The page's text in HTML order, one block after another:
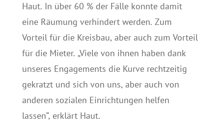
Haut. In über 60 % der Fälle konnte damit
eine Räumung verhindert werden. Zum
Vorteil für die Kreisbau, aber auch zum Vorteil
für die Mieter. „Viele von ihnen haben dank
unseres Engagements die Kurve rechtzeitig
gekratzt und sich von uns, aber auch von
anderen sozialen Einrichtungen helfen
lassen“, erklärt Haut.